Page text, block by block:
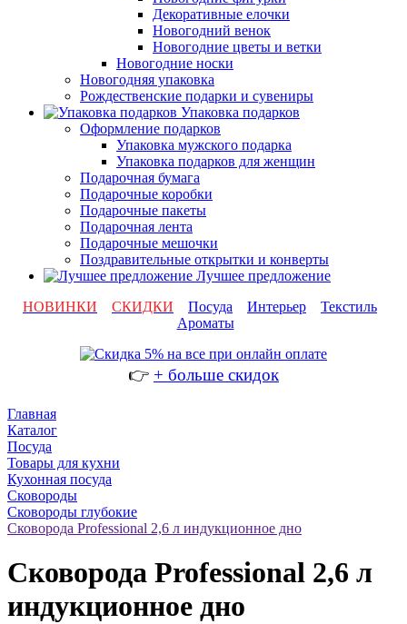
Декоративные елочки
Новогодний венок
Новогодние цветы и ветки
Новогодние носки
Новогодняя упаковка
Рождественские подарки и сувениры
Упаковка подарков
Оформление подарков
Упаковка мужского подарка
Упаковка подарков для женщин
Подарочная бумага
Подарочные коробки
Подарочные пакеты
Подарочная лента
Подарочные мешочки
Поздравительные открытки и конверты
Лучшее предложение
НОВИНКИ
СКИДКИ Посуда Интерьер
Текстиль
Ароматы
👉 + больше скидок
Главная
Каталог
Посуда
Товары для кухни
Кухонная посуда
Сковороды
Сковороды глубокие
Сковорода Рrofessional 2,6 л индукционное дно
Сковорода Рrofessional 2,6 л
индукционное дно